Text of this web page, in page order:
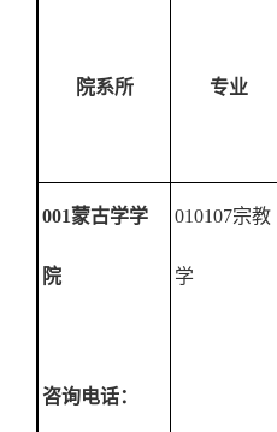
院系所 专业
001蒙古学学
院
咨询电话：
010107宗教
学